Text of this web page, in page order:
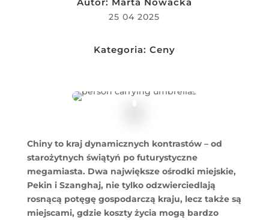
25 04 2025
Kategoria: Ceny
Chiny to kraj dynamicznych kontrastów – od
starożytnych świątyń po futurystyczne
megamiasta. Dwa największe ośrodki miejskie,
Pekin i Szanghaj, nie tylko odzwierciedlają
rosnącą potęgę gospodarczą kraju, lecz także są
miejscami, gdzie koszty życia mogą bardzo